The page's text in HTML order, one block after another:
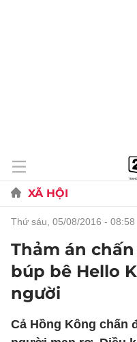
XÃ HỘI
thứ sáu, 05/08/2016 - 08:58
Thảm án
búp bê Hello
người
Cả Hồng Kông chấn